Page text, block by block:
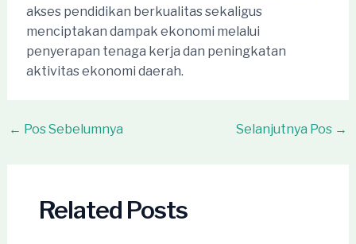
akses pendidikan berkualitas sekaligus
menciptakan dampak ekonomi melalui
penyerapan tenaga kerja dan peningkatan
aktivitas ekonomi daerah.
Post
← Pos Sebelumnya Selanjutnya Pos →
Related Posts